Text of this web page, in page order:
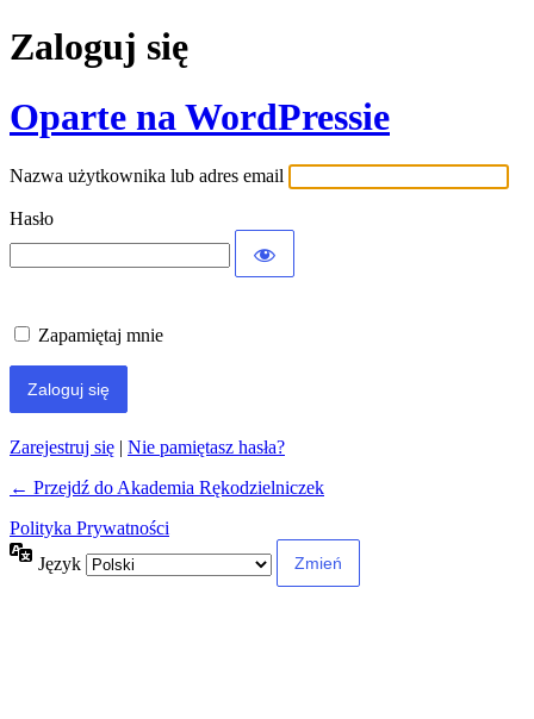
Zaloguj się
Oparte na WordPressie
Nazwa użytkownika lub adres email
Hasło
Zapamiętaj mnie
Zarejestruj się | Nie pamiętasz hasła?
← Przejdź do Akademia Rękodzielniczek
Polityka Prywatności
Język